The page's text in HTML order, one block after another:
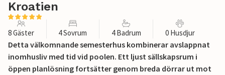
Kroatien
8 Gäster 4 Sovrum 4 Badrum 0 Husdjur
Detta välkomnande semesterhus kombinerar avslappnat
inomhusliv med tid vid poolen. Ett ljust sällskapsrum i
öppen planlösning fortsätter genom breda dörrar ut mot